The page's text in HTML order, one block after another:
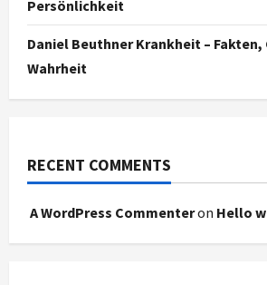
Persönlichkeit
Daniel Beuthner Krankheit – Fakten,
Wahrheit
RECENT COMMENTS
A WordPress Commenteron Hello